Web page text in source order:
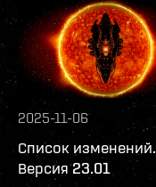
2025-11-06
Список изменений.
Версия 23.01